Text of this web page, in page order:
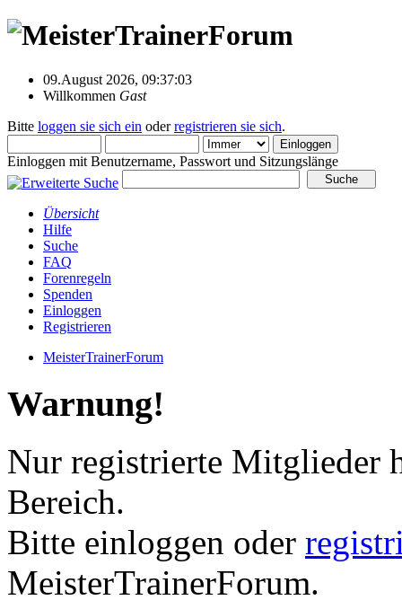
09.August 2026, 09:37:03
Willkommen Gast
Bitte loggen sie sich ein oderregistrieren sie sich.
Einloggen mit Benutzername, Passwort und Sitzungslänge
Übersicht
Hilfe
Suche
FAQ
Forenregeln
Spenden
Einloggen
Registrieren
MeisterTrainerForum
Warnung!
Nur registrierte Mitglieder
Bereich.
Bitte einloggen oder
MeisterTrainerForum.